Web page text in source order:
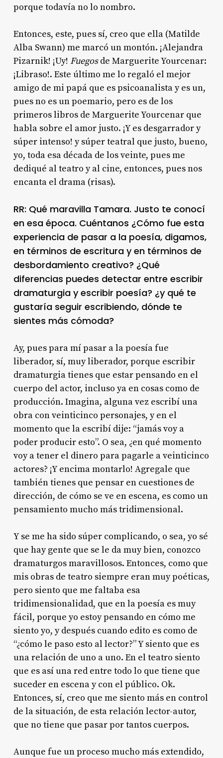
porque todavía no lo nombro.
Entonces, este, pues sí, creo que ella (Matilde
Alba Swann) me marcó un montón. ¡Alejandra
Pizarnik! ¡Uy! Fuegosde Marguerite Yourcenar:
¡Libraso!. Este último me lo regaló el mejor
amigo de mi papá que es psicoanalista y es un,
pues no es un poemario, pero es de los
primeros libros de Marguerite Yourcenar que
habla sobre el amor justo. ¡Y es desgarrador y
súper intenso! y súper teatral que justo, bueno,
yo, toda esa década de los veinte, pues me
dediqué al teatro y al cine, entonces, pues nos
encanta el drama (risas).
RR: Qué maravilla Tamara. Justo te conocí
en esa época. Cuéntanos ¿Cómo fue esta
experiencia de pasar a la poesía, digamos,
en términos de escritura y en términos de
desbordamiento creativo? ¿Qué
diferencias puedes detectar entre escribir
dramaturgia y escribir poesía? ¿y qué te
gustaría seguir escribiendo, dónde te
sientes más cómoda?
Ay, pues para mí pasar a la poesía fue
liberador, sí, muy liberador, porque escribir
dramaturgia tienes que estar pensando en el
cuerpo del actor, incluso ya en cosas como de
producción. Imagina, alguna vez escribí una
obra con veinticinco personajes, y en el
momento que la escribí dije: “jamás voy a
poder producir esto”. O sea, ¿en qué momento
voy a tener el dinero para pagarle a veinticinco
actores? ¡Y encima montarlo! Agregale que
también tienes que pensar en cuestiones de
dirección, de cómo se ve en escena, es como un
pensamiento mucho más tridimensional.
Y se me ha sido súper complicando, o sea, yo sé
que hay gente que se le da muy bien, conozco
dramaturgos maravillosos. Entonces, como que
mis obras de teatro siempre eran muy poéticas,
pero siento que me faltaba esa
tridimensionalidad, que en la poesía es muy
fácil, porque yo estoy pensando en cómo me
siento yo, y después cuando edito es como de
“¿cómo le paso esto al lector?” Y siento que es
una relación de uno a uno. En el teatro siento
que es así una red entre todo lo que tiene que
suceder en escena y con el público. Ok.
Entonces, sí, creo que me siento más en control
de la situación, de esta relación lector-autor,
que no tiene que pasar por tantos cuerpos.
Aunque fue un proceso mucho más extendido,